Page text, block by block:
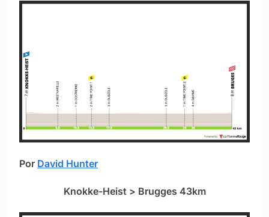
Por David Hunter
Knokke-Heist > Brugges 43km